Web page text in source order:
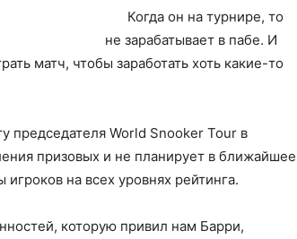
Когда он на турнире, то
не зарабатывает в пабе. И
матч, чтобы заработать хоть какие-то
председателя World Snooker Tour в
призовых и не планирует в ближайшее
на всех уровнях рейтинга.
которую привил нам Барри,